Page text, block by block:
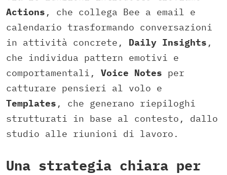
Actions , che collega Bee a email e
calendario trasformando conversazioni
in attività concrete, Daily Insights ,
che individua pattern emotivi e
comportamentali, Voice Notes per
catturare pensieri al volo e
Templates , che generano riepiloghi
strutturati in base al contesto, dallo
studio alle riunioni di lavoro.
Una strategia chiara per